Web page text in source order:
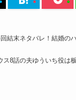
結末ネタバレ！結婚の
ス8話の夫ゆういち役は